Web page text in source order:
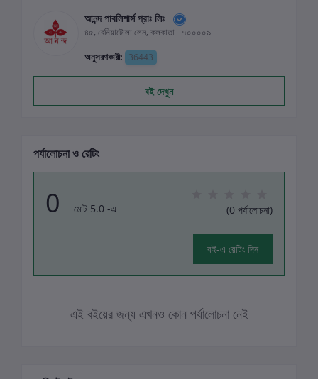
আনন্দ পাবলিশার্স প্রাঃ লিঃ
৪৫, বেনিয়াটোলা লেন, কলকাতা - ৭০০০০৯
অনুসরণকারী: 36443
বই দেখুন
পর্যালোচনা ও রেটিং
0 মোট 5.0 -এ (0 পর্যালোচনা)
বই-এ রেটিং দিন
এই বইয়ের জন্য এখনও কোন পর্যালোচনা নেই